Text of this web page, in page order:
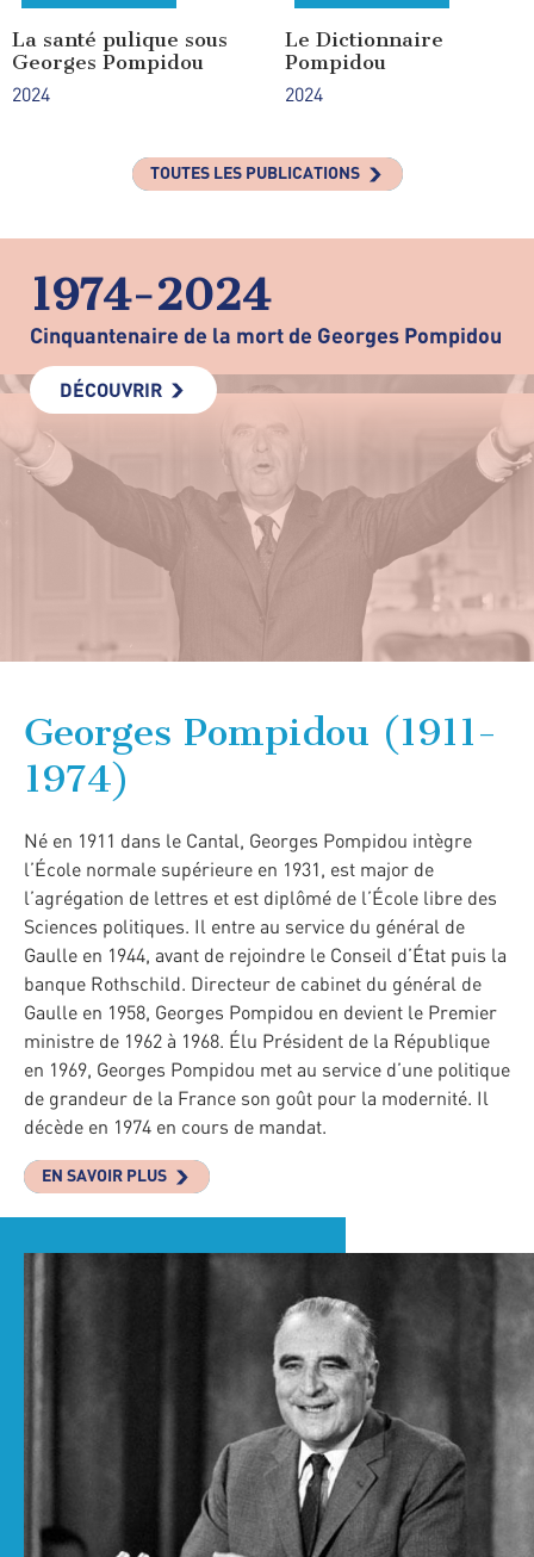
La santé pulique sous
Georges Pompidou
2024
Le Dictionnaire
Pompidou
2024
TOUTES LES PUBLICATIONS
1974-2024
Cinquantenaire de la mort de Georges Pompidou
DÉCOUVRIR
Georges Pompidou (1911-
1974)
Né en 1911 dans le Cantal, Georges Pompidou intègre
l’École normale supérieure en 1931, est major de
l’agrégation de lettres et est diplômé de l’École libre des
Sciences politiques. Il entre au service du général de
Gaulle en 1944, avant de rejoindre le Conseil d’État puis la
banque Rothschild. Directeur de cabinet du général de
Gaulle en 1958, Georges Pompidou en devient le Premier
ministre de 1962 à 1968. Élu Président de la République
en 1969, Georges Pompidou met au service d’une politique
de grandeur de la France son goût pour la modernité. Il
décède en 1974 en cours de mandat.
EN SAVOIR PLUS